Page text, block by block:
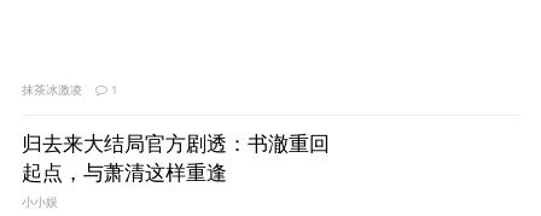
归去来大结局官方剧透：书澈重回
起点，与萧清这样重逢